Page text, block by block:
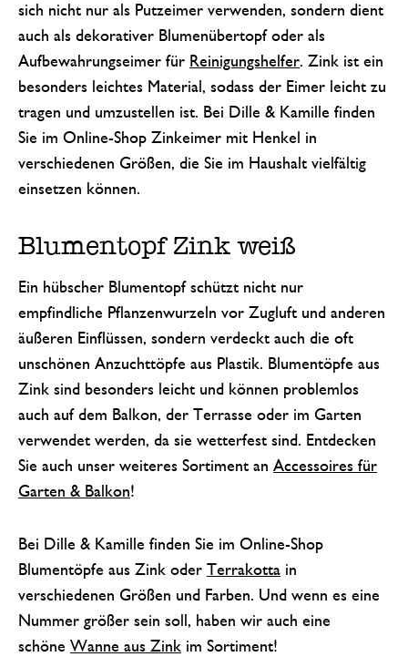
sich nicht nur als Putzeimer verwenden, sondern dient
auch als dekorativer Blumenübertopf oder als
Aufbewahrungseimer für Reinigungshelfer. Zink ist ein
besonders leichtes Material, sodass der Eimer leicht zu
tragen und umzustellen ist. Bei Dille & Kamille finden
Sie im Online-Shop Zinkeimer mit Henkel in
verschiedenen Größen, die Sie im Haushalt vielfältig
einsetzen können.
Blumentopf Zink weiß
Ein hübscher Blumentopf schützt nicht nur
empfindliche Pflanzenwurzeln vor Zugluft und anderen
äußeren Einflüssen, sondern verdeckt auch die oft
unschönen Anzuchttöpfe aus Plastik. Blumentöpfe aus
Zink sind besonders leicht und können problemlos
auch auf dem Balkon, der Terrasse oder im Garten
verwendet werden, da sie wetterfest sind. Entdecken
Sie auch unser weiteres Sortiment an Accessoires für
Garten & Balkon!
Bei Dille & Kamille finden Sie im Online-Shop
Blumentöpfe aus Zink oder
Terrakotta in
verschiedenen Größen und Farben. Und wenn es eine
Nummer größer sein soll, haben wir auch eine
schöne Wanne aus Zink im Sortiment!